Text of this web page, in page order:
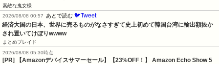
素敵な鬼女様
2026/08/08 00:57
あとで読む 🐦Tweet
経済大国の日本、世界に売るものがなさすぎて史上初めて韓国台湾に輸出額抜か
され置いてけぼりwwww
まとめブレイド
2026/08/08 05:30時点
[PR] 【Amazonデバイスサマーセール】【23%OFF！】 Amazon Echo Show 5